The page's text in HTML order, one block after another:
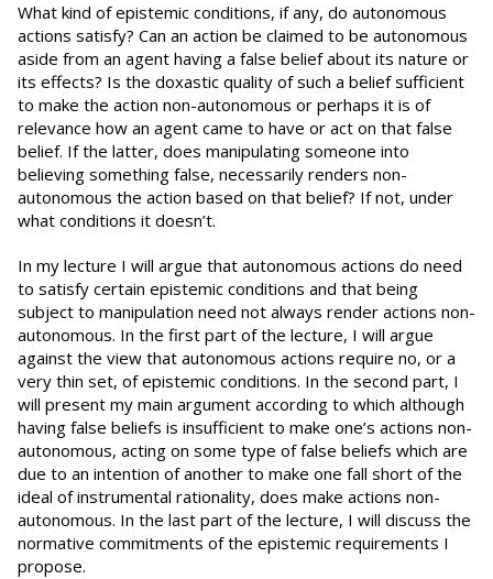
What kind of epistemic conditions, if any, do autonomous
actions satisfy? Can an action be claimed to be autonomous
aside from an agent having a false belief about its nature or
its effects? Is the doxastic quality of such a belief sufficient
to make the action non-autonomous or perhaps it is of
relevance how an agent came to have or act on that false
belief. If the latter, does manipulating someone into
believing something false, necessarily renders non-
autonomous the action based on that belief? If not, under
what conditions it doesn’t.
In my lecture I will argue that autonomous actions do need
to satisfy certain epistemic conditions and that being
subject to manipulation need not always render actions non-
autonomous. In the first part of the lecture, I will argue
against the view that autonomous actions require no, or a
very thin set, of epistemic conditions. In the second part, I
will present my main argument according to which although
having false beliefs is insufficient to make one’s actions non-
autonomous, acting on some type of false beliefs which are
due to an intention of another to make one fall short of the
ideal of instrumental rationality, does make actions non-
autonomous. In the last part of the lecture, I will discuss the
normative commitments of the epistemic requirements I
propose.